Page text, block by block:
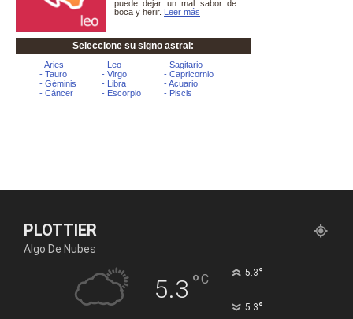
PLOTTIER
Algo De Nubes
5.3 °C 5.3°
5.3°